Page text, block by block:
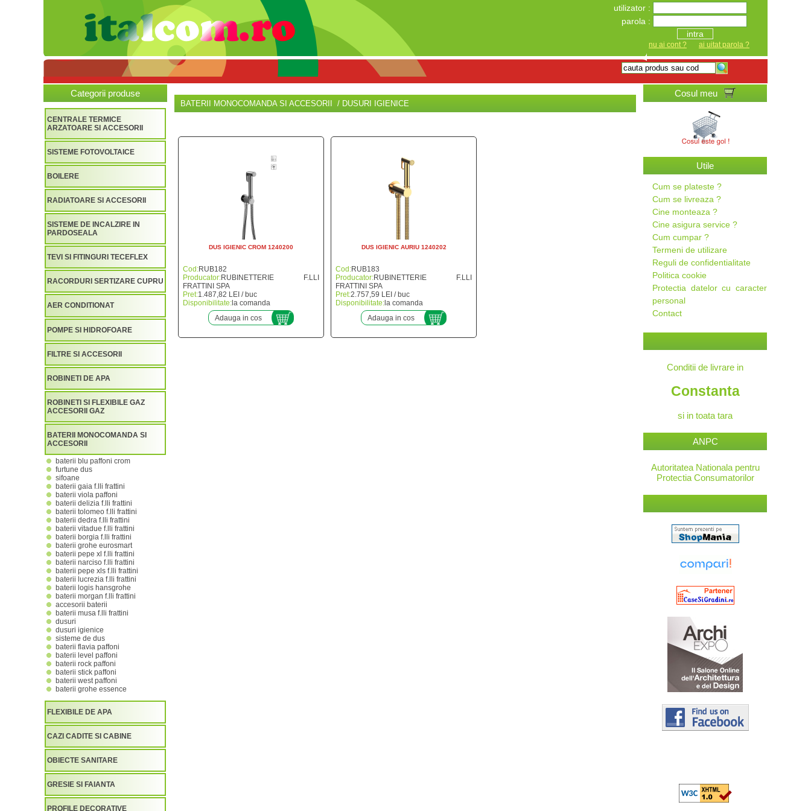
utilizator :
parola :
intra
nu ai cont ? ai uitat parola ?
Categorii produse
CENTRALE TERMICE
ARZATOARE SI ACCESORII
SISTEME FOTOVOLTAICE
BOILERE
RADIATOARE SI ACCESORII
SISTEME DE INCALZIRE IN
PARDOSEALA
TEVI SI FITINGURI TECEFLEX
RACORDURI SERTIZARE CUPRU
AER CONDITIONAT
POMPE SI HIDROFOARE
FILTRE SI ACCESORII
ROBINETI DE APA
ROBINETI SI FLEXIBILE GAZ
ACCESORII GAZ
BATERII MONOCOMANDA SI
ACCESORII
baterii blu paffoni crom
furtune dus
sifoane
baterii gaia f.lli frattini
baterii viola paffoni
baterii delizia f.lli frattini
baterii tolomeo f.lli frattini
baterii dedra f.lli frattini
baterii vitadue f.lli frattini
baterii borgia f.lli frattini
baterii grohe eurosmart
baterii pepe xl f.lli frattini
baterii narciso f.lli frattini
baterii pepe xls f.lli frattini
baterii lucrezia f.lli frattini
baterii logis hansgrohe
baterii morgan f.lli frattini
accesorii baterii
baterii musa f.lli frattini
dusuri
dusuri igienice
sisteme de dus
baterii flavia paffoni
baterii level paffoni
baterii rock paffoni
baterii stick paffoni
baterii west paffoni
baterii grohe essence
FLEXIBILE DE APA
CAZI CADITE SI CABINE
OBIECTE SANITARE
GRESIE SI FAIANTA
PROFILE DECORATIVE
BATERII MONOCOMANDA SI ACCESORII / DUSURI IGIENICE
DUS IGIENIC CROM 1240200
Cod:RUB182
Producator:RUBINETTERIE F.LLI
FRATTINI SPA
Pret:1.487,82 LEI / buc
Disponibilitate: la comanda
Adauga in cos
DUS IGIENIC AURIU 1240202
Cod:RUB183
Producator:RUBINETTERIE F.LLI
FRATTINI SPA
Pret:2.757,59 LEI / buc
Disponibilitate: la comanda
Adauga in cos
Cosul meu
Utile
Cum se plateste ?
Cum se livreaza ?
Cine monteaza ?
Cine asigura service ?
Cum cumpar ?
Termeni de utilizare
Reguli de confidentialitate
Politica cookie
Protectia datelor cu caracter
personal
Contact
Conditii de livrare in
Constanta
si in toata tara
ANPC
Autoritatea Nationala pentru
Protectia Consumatorilor